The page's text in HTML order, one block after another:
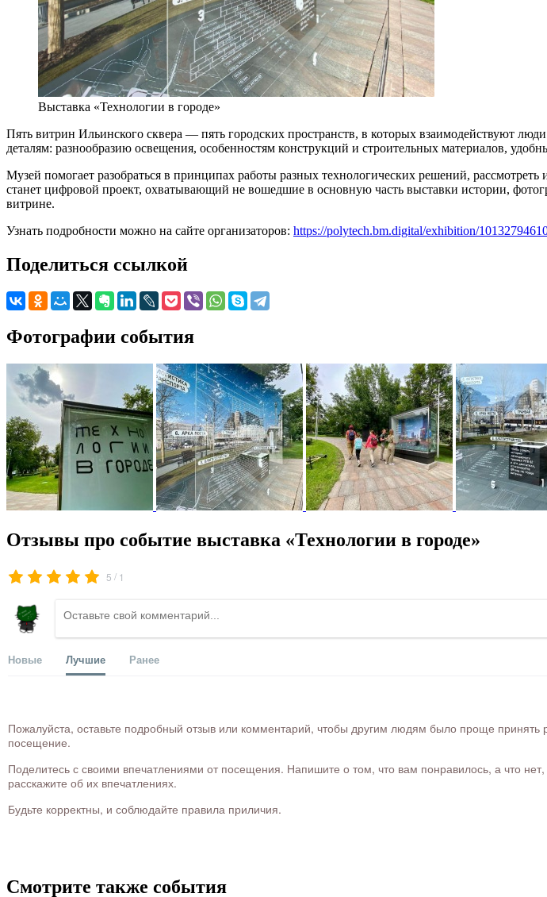
Выставка «Технологии в городе»
Пять витрин Ильинского сквера — пять городских пространств, в которых взаимодействуют
деталям: разнообразию освещения, особенностям конструкций и строительных материалов,
Музей помогает разобраться в принципах работы разных технологических решений,
станет цифровой проект, охватывающий не вошедшие в основную часть выставки истории,
витрине.
Узнать подробности можно на сайте организаторов: https://polytech.bm.digital/exhibition/
Поделиться ссылкой
Фотографии события
Отзывы про событие выставка «Технологии в городе»
5 / 1
Новые Лучшие Ранее
Пожалуйста, оставьте подробный отзыв или комментарий, чтобы другим людям было проще принять
посещение.
Поделитесь с своими впечатлениями от посещения. Напишите о том, что вам понравилось, а что
расскажите об их впечатлениях.
Будьте корректны, и соблюдайте правила приличия.
Смотрите также события